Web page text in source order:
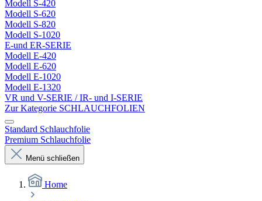
Modell S-420
Modell S-620
Modell S-820
Modell S-1020
E-und ER-SERIE
Modell E-420
Modell E-620
Modell E-1020
Modell E-1320
VR und V-SERIE / IR- und I-SERIE
Zur Kategorie SCHLAUCHFOLIEN
Standard Schlauchfolie
Premium Schlauchfolie
Menü schließen
Home